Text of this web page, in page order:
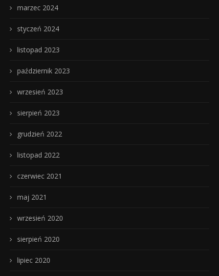
marzec 2024
styczeń 2024
listopad 2023
październik 2023
wrzesień 2023
sierpień 2023
grudzień 2022
listopad 2022
czerwiec 2021
maj 2021
wrzesień 2020
sierpień 2020
lipiec 2020